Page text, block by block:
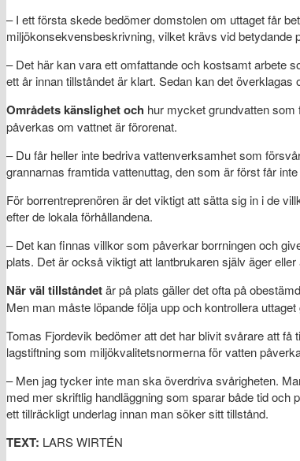
– I ett första skede bedömer domstolen om uttaget får
miljökonsekvensbeskrivning, vilket krävs vid betydande
– Det här kan vara ett omfattande och kostsamt arbete
ett år innan tillståndet är klart. Sedan kan det överklagas
Områdets känslighet och hur mycket grundvatten
påverkas om vattnet är förorenat.
– Du får heller inte bedriva vattenverksamhet som
grannarnas framtida vattenuttag, den som är först får inte
För borrentreprenören är det viktigt att sätta sig in i de
efter de lokala förhållandena.
– Det kan finnas villkor som påverkar borrningen och
plats. Det är också viktigt att lantbrukaren själv äger
När väl tillståndetär på plats gäller det ofta på
Men man måste löpande följa upp och kontrollera
Tomas Fjordevik bedömer att det har blivit svårare att
lagstiftning som miljökvalitetsnormerna för vatten
– Men jag tycker inte man ska överdriva svårigheten.
med mer skriftlig handläggning som sparar både tid
ett tillräckligt underlag innan man söker sitt tillstånd.
TEXT: LARS WIRTÉN